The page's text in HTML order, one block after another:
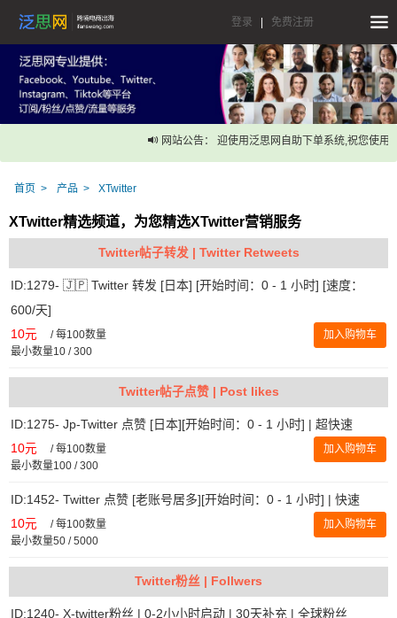
登录 免费注册
网站公告： 迎使用泛思网自助下单系统,祝您使用愉
首页 产品 XTwitter
XTwitter精选频道，为您精选XTwitter营销服务
Twitter帖子转发 | Twitter Retweets
ID:1279- 🇯🇵 Twitter 转发 [日本] [开始时间：0 - 1 小时] [速度：
600/天]
10元 /每100数量
最小数量10 / 300
加入购物车
Twitter帖子点赞 | Post likes
ID:1275- Jp-Twitter 点赞 [日本][开始时间：0 - 1 小时] | 超快速
10元 /每100数量
最小数量100 / 300
加入购物车
ID:1452- Twitter 点赞 [老账号居多][开始时间：0 - 1 小时] | 快速
10元 /每100数量
最小数量50 / 5000
加入购物车
Twitter粉丝 | Follwers
ID:1240- X-twitter粉丝 | 0-2小小时启动 | 30天补充 | 全球粉丝